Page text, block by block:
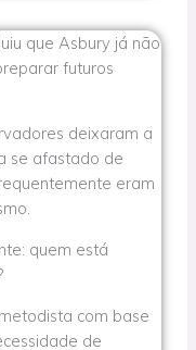
que Asbury já não
futuros
deixaram a
se afastado de
eram
quem está
com base
de